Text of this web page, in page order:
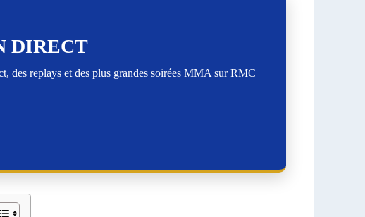
DIRECT
des replays et des plus grandes soirées MMA sur RMC